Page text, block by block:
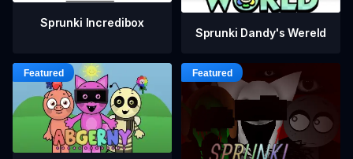
Sprunki Incredibox
Sprunki Dandy's Wereld